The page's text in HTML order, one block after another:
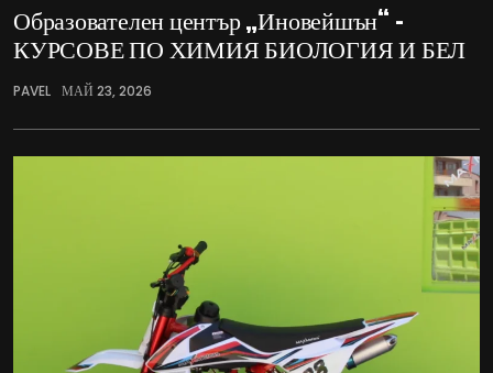
Образователен център „Иновейшън“ –
КУРСОВЕ ПО ХИМИЯ БИОЛОГИЯ И БЕЛ
PAVEL МАЙ 23, 2026